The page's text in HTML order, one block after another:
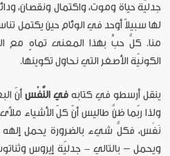
جدليّة حياة وموت، واكتمال ونقصان،
لها سبيلاً أوحد في الوئام حين يكتمل
منا. كلُّ حبٍّ بهذا المعنى تماهٍ مع
الكونيّة الأصغر التي نحاول تكوينها.
ينقل أرسطو في كتابه في النَّفْس أنّ
ولذا ربّما ظنَّ طاليس أنّ كلّ الأشياء
نَفْس، فكلُّ شيء بالضرورة يحمل إلهه
ويحمل – بالتالي - جدليّة إيروس